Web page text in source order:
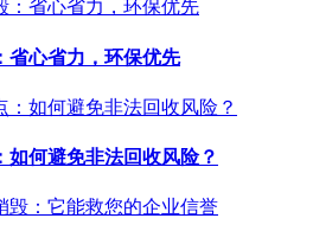
省心省力，环保优先
如何避免非法回收风险？